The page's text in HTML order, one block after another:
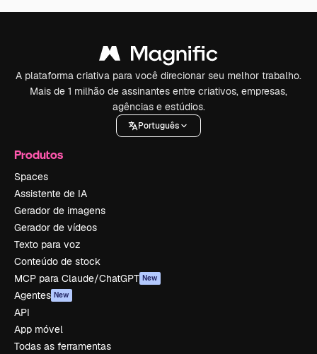
A plataforma criativa para você direcionar seu melhor trabalho.
Mais de 1 milhão de assinantes entre criativos, empresas,
agências e estúdios.
Português
Produtos
Spaces
Assistente de IA
Gerador de imagens
Gerador de vídeos
Texto para voz
Conteúdo de stock
MCP para Claude/ChatGPT New
Agentes New
API
App móvel
Todas as ferramentas